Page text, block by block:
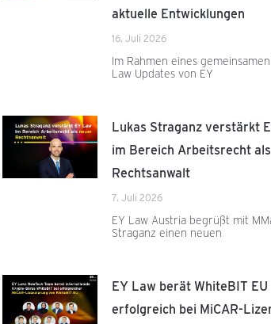
aktuelle Entwicklungen
16. Juli 2026
Im Rahmen eines gemeinsamen
Law Updates von EY
Lukas Straganz verstärkt
im Bereich Arbeitsrecht als
Rechtsanwalt
7. Juli 2026
EY Law Austria begrüßt mit
Straganz einen neuen
EY Law berät WhiteBIT EU
erfolgreich bei MiCAR-